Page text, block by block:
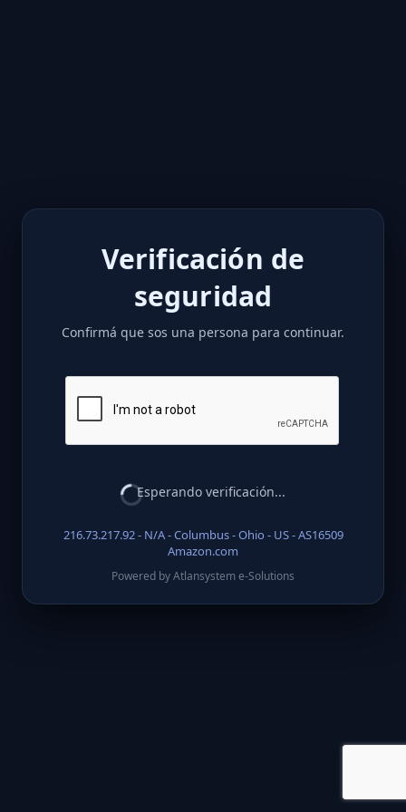
Verificación de
seguridad
Confirmá que sos una persona para continuar.
Esperando verificación...
216.73.217.92 - N/A - Columbus - Ohio - US - AS16509
Amazon.com
Powered by Atlansystem e-Solutions